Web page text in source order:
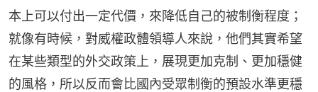
本上可以付出一定代價，來降低自己的被制衡程度；
就像有時候，對威權政體領導人來說，他們其實希望
在某些類型的外交政策上，展現更加克制、更加穩健
的風格，所以反而會比國內受眾制衡的預設水準更穩